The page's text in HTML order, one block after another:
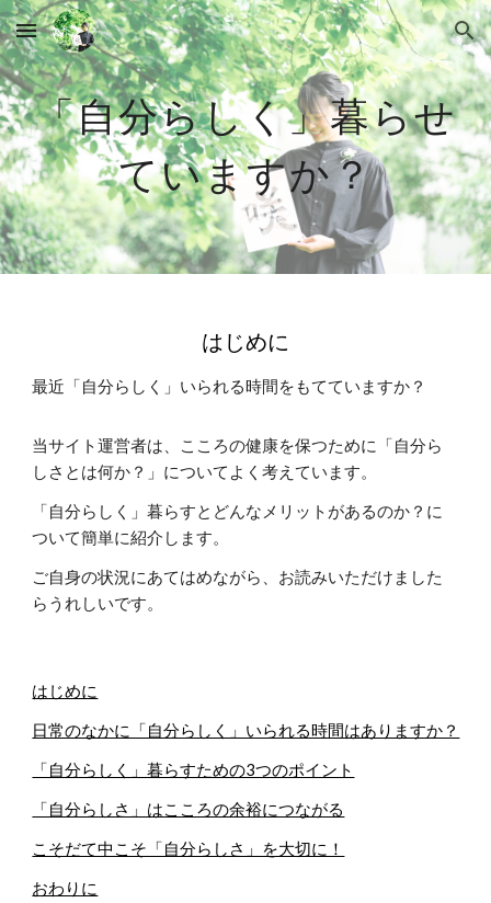
Skip to main content Skip to navigation
「自分らしく」暮らせ
ていますか？
はじめに
最近「自分らしく」いられる時間をもてていますか？
当サイト運営者は、こころの健康を保つために「自分ら
しさとは何か？」についてよく考えています。
「自分らしく」暮らすとどんなメリットがあるのか？に
ついて簡単に紹介します。
ご自身の状況にあてはめながら、お読みいただけました
らうれしいです。
はじめに
日常のなかに「自分らしく」いられる時間はありますか？
「自分らしく」暮らすための3つのポイント
「自分らしさ」はこころの余裕につながる
こそだて中こそ「自分らしさ」を大切に！
おわりに